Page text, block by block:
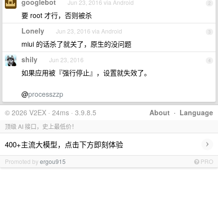
2
googlebot Jun 23, 2016 via Android
要 root 才行，否则被杀
3
Lonely Jun 23, 2016 via Android
miui 的话杀了就关了，原生的没问题
4
shily Jun 23, 2016
如果应用被『强行停止』，设置就失效了。
@processzzp
About · Language
© 2026 V2EX · 24ms · 3.9.8.5
顶级 AI 接口，史上最低价！
400+主流大模型，点击下方即刻体验 ›
Promoted byergou915 PRO